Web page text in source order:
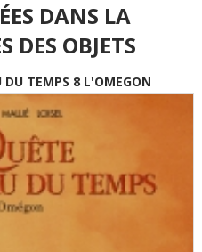
DANS LA
DES OBJETS
TEMPS 8 L'OMEGON